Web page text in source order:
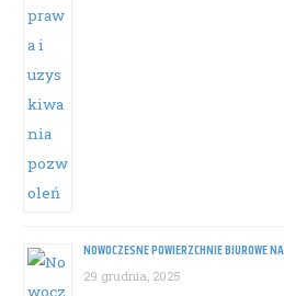
NOWOCZESNE POWIERZCHNIE BIUROWE
29 grudnia, 2025